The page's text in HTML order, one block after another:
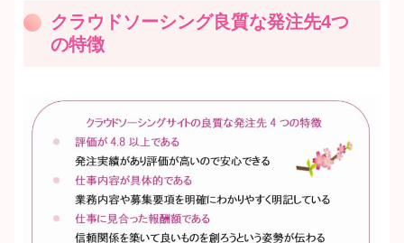
クラウドソーシング良質な発注先4つ
の特徴